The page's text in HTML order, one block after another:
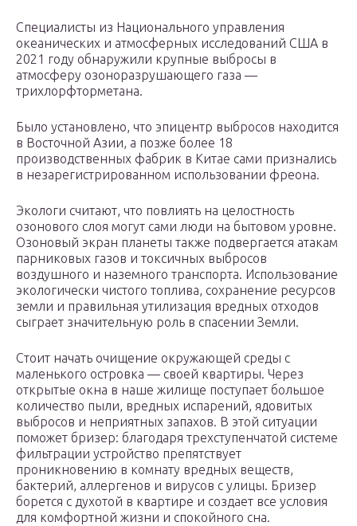
Специалисты из Национального управления
океанических и атмосферных исследований США в
2021 году обнаружили крупные выбросы в
атмосферу озоноразрушающего газа —
трихлорфторметана.
Было установлено, что эпицентр выбросов находится
в Восточной Азии, а позже более 18
производственных фабрик в Китае сами признались
в незарегистрированном использовании фреона.
Экологи считают, что повлиять на целостность
озонового слоя могут сами люди на бытовом уровне.
Озоновый экран планеты также подвергается атакам
парниковых газов и токсичных выбросов
воздушного и наземного транспорта. Использование
экологически чистого топлива, сохранение ресурсов
земли и правильная утилизация вредных отходов
сыграет значительную роль в спасении Земли.
Стоит начать очищение окружающей среды с
маленького островка — своей квартиры. Через
открытые окна в наше жилище поступает большое
количество пыли, вредных испарений, ядовитых
выбросов и неприятных запахов. В этой ситуации
поможет бризер: благодаря трехступенчатой системе
фильтрации устройство препятствует
проникновению в комнату вредных веществ,
бактерий, аллергенов и вирусов с улицы. Бризер
борется с духотой в квартире и создает все условия
для комфортной жизни и спокойного сна.